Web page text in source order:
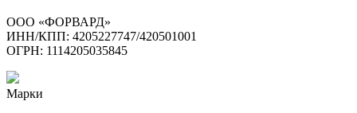
ООО «ФОРВАРД»
ИНН/КПП: 4205227747/420501001
ОГРН: 1114205035845
Марки